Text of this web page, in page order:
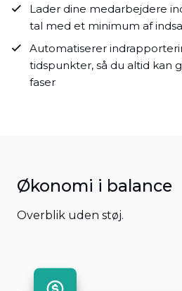
Lader dine medarbejdere
tal med et minimum af
Automatiserer
tidspunkter, så du altid kan
faser
Økonomi i balance
Overblik uden støj.